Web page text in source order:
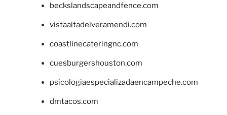
beckslandscapeandfence.com
vistaaltadelveramendi.com
coastlinecateringnc.com
cuesburgershouston.com
psicologiaespecializadaencampeche.com
dmtacos.com